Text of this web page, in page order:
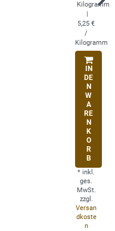
Kilogramm
5,25 €
/
Kilogramm
IN
DE
N
W
A
RE
N
K
O
R
B
* inkl.
ges.
MwSt.
zzgl.
Versan
dkoste
n